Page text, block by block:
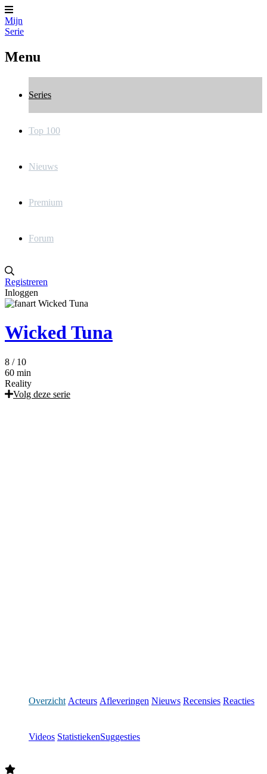
Mijn
Serie
Menu
Series
Top 100
Nieuws
Premium
Forum
Registreren
Inloggen
Wicked Tuna
8 / 10
60 min
Reality
Volg deze serie
Overzicht Acteurs Afleveringen Nieuws Recensies Reacties
Videos StatistiekenSuggesties